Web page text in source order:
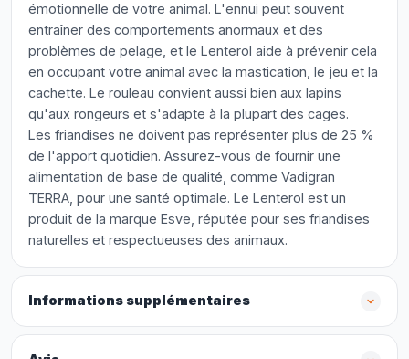
émotionnelle de votre animal. L'ennui peut souvent
entraîner des comportements anormaux et des
problèmes de pelage, et le Lenterol aide à prévenir cela
en occupant votre animal avec la mastication, le jeu et la
cachette. Le rouleau convient aussi bien aux lapins
qu'aux rongeurs et s'adapte à la plupart des cages.
Les friandises ne doivent pas représenter plus de 25 %
de l'apport quotidien. Assurez-vous de fournir une
alimentation de base de qualité, comme Vadigran
TERRA, pour une santé optimale. Le Lenterol est un
produit de la marque Esve, réputée pour ses friandises
naturelles et respectueuses des animaux.
Informations supplémentaires